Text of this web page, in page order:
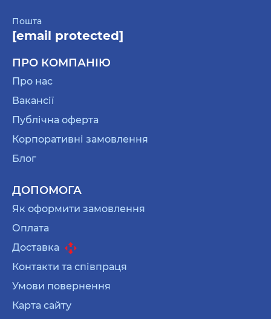
Пошта
[email protected]
ПРО КОМПАНІЮ
Про нас
Вакансії
Публічна оферта
Корпоративні замовлення
Блог
ДОПОМОГА
Як оформити замовлення
Оплата
Доставка
Контакти та співпраця
Умови повернення
Карта сайту